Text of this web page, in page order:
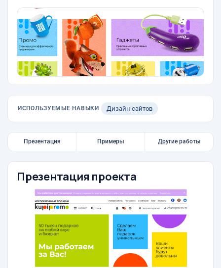
ИСПОЛЬЗУЕМЫЕ НАВЫКИ Дизайн сайтов
Презентация Примеры Другие работы
Презентация проекта